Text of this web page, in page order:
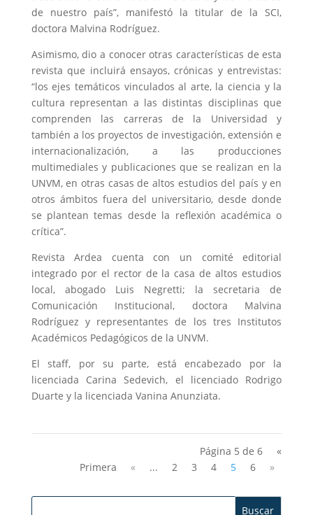
de nuestro país”, manifestó la titular de la SCI,
doctora Malvina Rodríguez.
Asimismo, dio a conocer otras características de esta
revista que incluirá ensayos, crónicas y entrevistas:
“los ejes temáticos vinculados al arte, la ciencia y la
cultura representan a las distintas disciplinas que
comprenden las carreras de la Universidad y
también a los proyectos de investigación, extensión e
internacionalización, a las producciones
multimediales y publicaciones que se realizan en la
UNVM, en otras casas de altos estudios del país y en
otros ámbitos fuera del universitario, desde donde
se plantean temas desde la reflexión académica o
crítica”.
Revista Ardea cuenta con un comité editorial
integrado por el rector de la casa de altos estudios
local, abogado Luis Negretti; la secretaria de
Comunicación Institucional, doctora Malvina
Rodríguez y representantes de los tres Institutos
Académicos Pedagógicos de la UNVM.
El staff, por su parte, está encabezado por la
licenciada Carina Sedevich, el licenciado Rodrigo
Duarte y la licenciada Vanina Anunziata.
Página 5 de 6
«
Primera
« ... 2 3 4 5 6 »
Buscar: